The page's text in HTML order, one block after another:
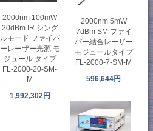
2000nm 100mW
20dBm IR シング
ルモード ファイバ
ーレーザー光源 モ
ジュール タイプ
FL-2000-20-SM-
M
1,992,302円
2000nm 5mW
7dBm SM ファイ
バー結合レーザー
モジュールタイプ
FL-2000-7-SM-M
596,644円